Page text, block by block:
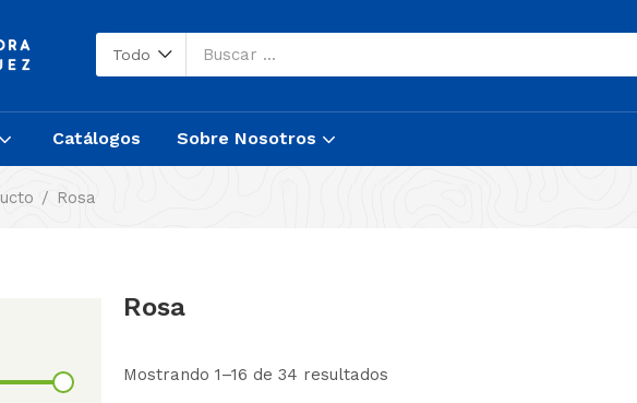
Todo
Catálogos Sobre Nosotros
Rosa
Rosa
Mostrando 1–16 de 34 resultados